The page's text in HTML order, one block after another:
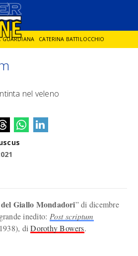
GUARDIANA CATERINA BATTILOCCHIO
IN CORNICE
nel veleno
Giallo Mondadori” di dicembre
inedito: Post scriptum
diDorothy Bowers.